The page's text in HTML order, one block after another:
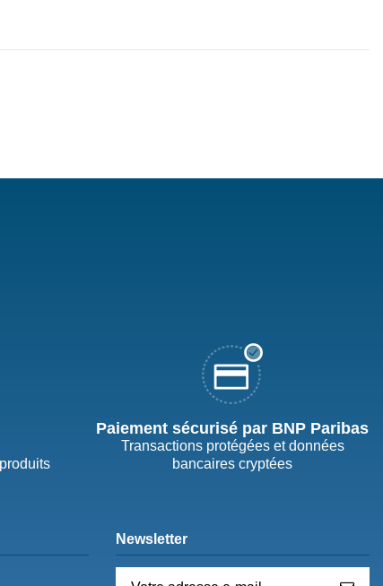
Paiement sécurisé par BNP Paribas
Transactions protégées et données
bancaires cryptées
Newsletter